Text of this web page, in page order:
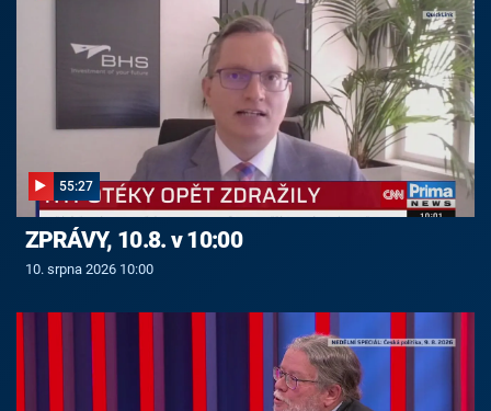
55:27
ZPRÁVY, 10.8. v 10:00
10. srpna 2026 10:00